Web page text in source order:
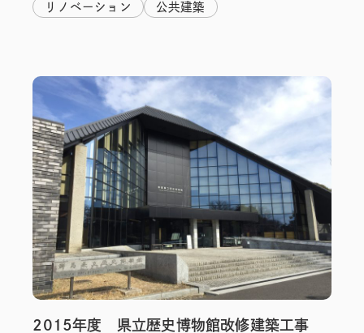
リノベーション 公共建築
2015年度 県立歴史博物館改修建築工事